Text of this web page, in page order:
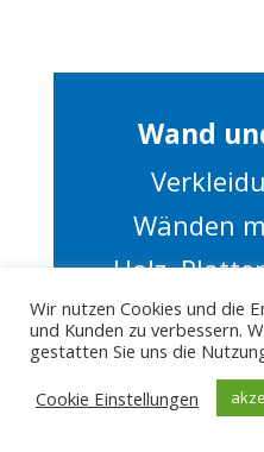
Wand
Wänden
Holz,
und
Wand
Wir nutzen Cookies und die
und Kunden zu verbessern.
gestatten Sie uns die
Cookie Einstellungen